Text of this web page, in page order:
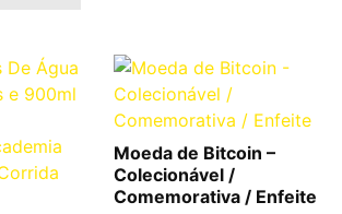
Moeda de Bitcoin –
Colecionável /
Comemorativa / Enfeite